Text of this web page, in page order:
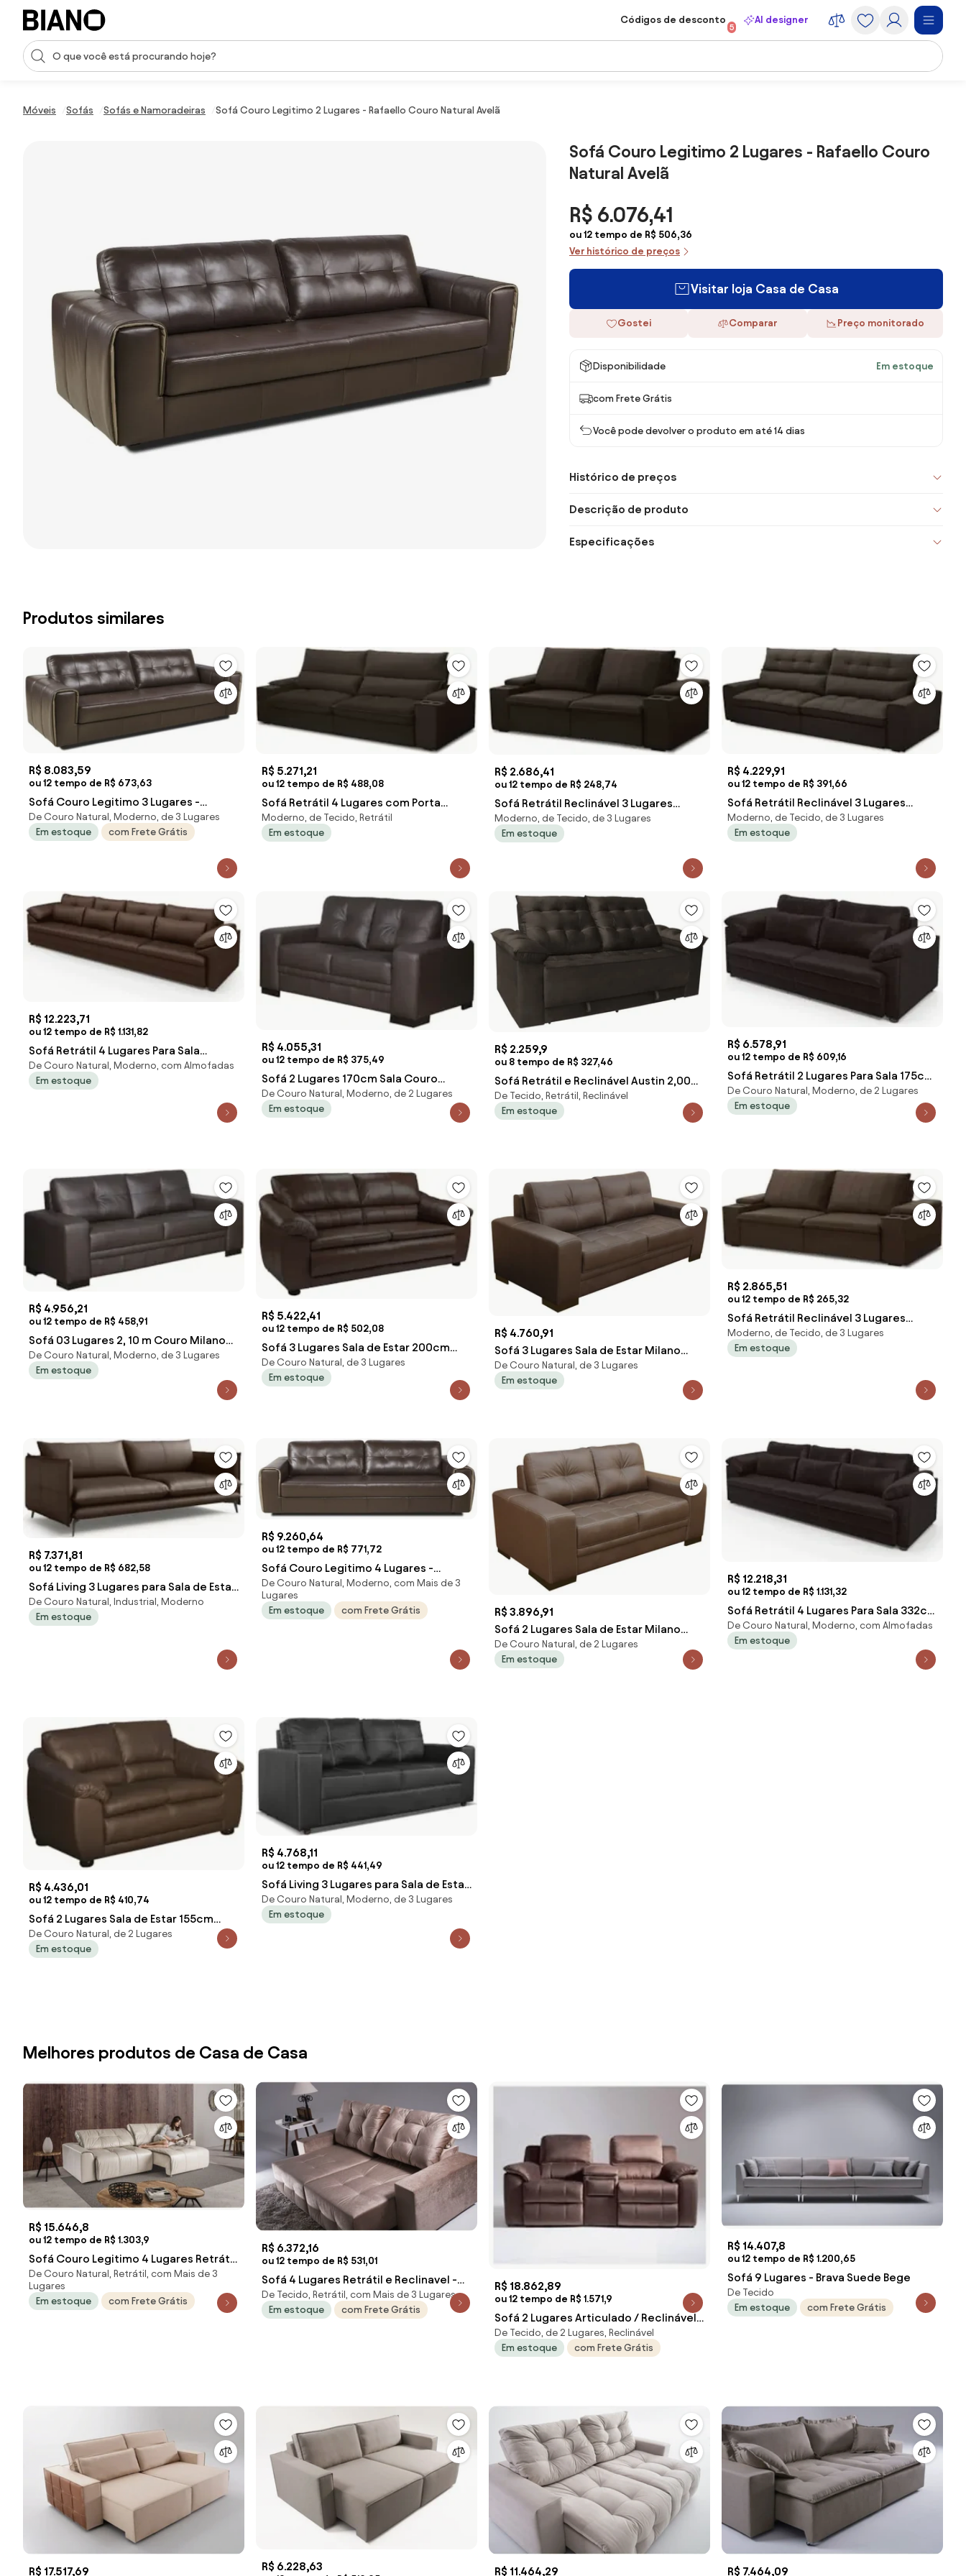
Saltar para o conteúdo
Entrada de pesquisa
Códigos de desconto
5
AI designer
Móveis Sofás Sofás e Namoradeiras Sofá Couro Legitimo 2 Lugares - Rafaello Couro Natural Avelã
Sofá Couro Legitimo 2 Lugares - Rafaello Couro
Natural Avelã
R$ 6.076,41
ou 12 tempo de R$ 506,36
Ver histórico de preços
Visitar loja Casa de Casa
Gostei Comparar Preço monitorado
Disponibilidade Em estoque
com Frete Grátis
Você pode devolver o produto em até 14 dias
Histórico de preços
Descrição de produto
Especificações
Produtos similares
R$ 8.083,59
ou 12 tempo de R$ 673,63
Sofá Couro Legitimo 3 Lugares -
Rafaello Couro Natural Avelã
De Couro Natural, Moderno, de 3 Lugares
Em estoque
com Frete Grátis
R$ 5.271,21
ou 12 tempo de R$ 488,08
Sofá Retrátil 4 Lugares com Porta
Copo 280cm Andes F05 Veludo Marrom
E
Moderno, de Tecido, Retrátil
Em estoque
R$ 2.686,41
ou 12 tempo de R$ 248,74
Sofá Retrátil Reclinável 3 Lugares
205cm Baluart F05 Veludo Marrom - M
Moderno, de Tecido, de 3 Lugares
Em estoque
R$ 4.229,91
ou 12 tempo de R$ 391,66
Sofá Retrátil Reclinável 3 Lugares
250cm Damy F05 Veludo Marrom
Escuro
Moderno, de Tecido, de 3 Lugares
Em estoque
R$ 12.223,71
ou 12 tempo de R$ 1.131,82
Sofá Retrátil 4 Lugares Para Sala
339cm Dijon Couro Caramelo S07 -
Mpo
De Couro Natural, Moderno, com Almofadas
Em estoque
R$ 4.055,31
ou 12 tempo de R$ 375,49
Sofá 2 Lugares 170cm Sala Couro
Milano Marrom - Scala Decor
De Couro Natural, Moderno, de 2 Lugares
Em estoque
R$ 2.259,9
ou 8 tempo de R$ 327,46
Sofá Retrátil e Reclinável Austin 2,00m
Veludo Marrom Café
De Tecido, Retrátil, Reclinável
Em estoque
R$ 6.578,91
ou 12 tempo de R$ 609,16
Sofá Retrátil 2 Lugares Para Sala 175cm
Dijon Couro Bordô S07 - Mpozen
De Couro Natural, Moderno, de 2 Lugares
Em estoque
R$ 4.956,21
ou 12 tempo de R$ 458,91
Sofá 03 Lugares 2, 10 m Couro Milano
Marrom - Scala Decor
De Couro Natural, Moderno, de 3 Lugares
Em estoque
R$ 5.422,41
ou 12 tempo de R$ 502,08
Sofá 3 Lugares Sala de Estar 200cm
Veneza Couro Marrom - Scala Decor
De Couro Natural, de 3 Lugares
Em estoque
R$ 4.760,91
Sofá 3 Lugares Sala de Estar Milano
210cm Couro Marrom G58 - Gran Belo
De Couro Natural, de 3 Lugares
Em estoque
R$ 2.865,51
ou 12 tempo de R$ 265,32
Sofá Retrátil Reclinável 3 Lugares
225cm Baluart F05 Veludo Marrom - M
Moderno, de Tecido, de 3 Lugares
Em estoque
R$ 7.371,81
ou 12 tempo de R$ 682,58
Sofá Living 3 Lugares para Sala de Estar
200cm Dojin L07 Couro Café -
De Couro Natural, Industrial, Moderno
Em estoque
R$ 9.260,64
ou 12 tempo de R$ 771,72
Sofá Couro Legitimo 4 Lugares -
Rafaello Couro Natural Marrom
De Couro Natural, Moderno, com Mais de 3
Lugares
Em estoque
com Frete Grátis
R$ 3.896,91
Sofá 2 Lugares Sala de Estar Milano
170cm Couro Marrom G58 - Gran Belo
De Couro Natural, de 2 Lugares
Em estoque
R$ 12.218,31
ou 12 tempo de R$ 1.131,32
Sofá Retrátil 4 Lugares Para Sala 332cm
Dijon Couro Bordô S07 - Mpozen
De Couro Natural, Moderno, com Almofadas
Em estoque
R$ 4.436,01
ou 12 tempo de R$ 410,74
Sofá 2 Lugares Sala de Estar 155cm
Veneza Couro Marrom - Scala Decor
De Couro Natural, de 2 Lugares
Em estoque
R$ 4.768,11
ou 12 tempo de R$ 441,49
Sofá Living 3 Lugares para Sala de Estar
200cm Licci L07 Couro Preto -
De Couro Natural, Moderno, de 3 Lugares
Em estoque
Melhores produtos de Casa de Casa
R$ 15.646,8
ou 12 tempo de R$ 1.303,9
Sofá Couro Legitimo 4 Lugares Retrátil
e Reclinável - Connor Couro Natural
Perola
De Couro Natural, Retrátil, com Mais de 3
Lugares
Em estoque
com Frete Grátis
R$ 6.372,16
ou 12 tempo de R$ 531,01
Sofá 4 Lugares Retrátil e Reclinavel -
Berlin Suede Marrom
De Tecido, Retrátil, com Mais de 3 Lugares
Em estoque
com Frete Grátis
R$ 18.862,89
ou 12 tempo de R$ 1.571,9
Sofá 2 Lugares Articulado / Reclinável
Elétrico - Concept 2077 Suede Marrom
De Tecido, de 2 Lugares, Reclinável
Em estoque
com Frete Grátis
R$ 14.407,8
ou 12 tempo de R$ 1.200,65
Sofá 9 Lugares - Brava Suede Bege
De Tecido
Em estoque
com Frete Grátis
R$ 17.517,69 R$ 6.228,63 R$ 11.464,29 R$ 7.464,09